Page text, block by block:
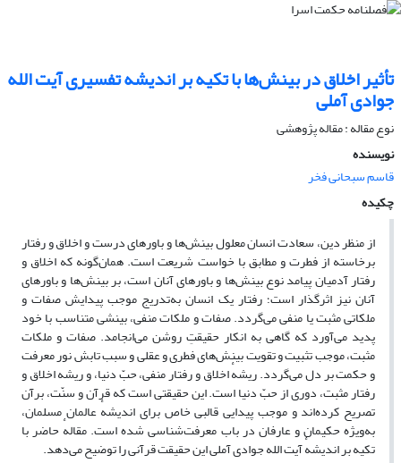
تأثیر اخلاق در بینش‌ها با تکیه بر اندیشه تفسیری آیت الله
جوادی آملی
نوع مقاله : مقاله پژوهشی
نویسنده
قاسم سبحانی فخر
چکیده
از منظر دین، سعادت انسان معلول بینش‌ها و باورهای درست و اخلاق و رفتار
برخاسته از فطرت و مطابق با خواست شریعت است. همان‌گونه که اخلاق و
رفتار آدمیان پیامد نوع بینش‌ها و باورهای آنان است، بر بینش‌ها و باورهای
آنان نیز اثرگذار است؛ رفتار یک انسان به‌تدریج موجب پیدایش صفات و
ملکاتی مثبت یا منفی می‌گردد. صفات و ملکات منفی، بینشی متناسب با خود
پدید می‌آورد که گاهی به انکار حقیقتِ روشن می‌انجامد. صفات و ملکات
مثبت، موجب تثبیت و تقویت بینش‌های فطری و عقلی و سبب تابش نور معرفت
و حکمت بر دل می‌گردد. ریشهٔ اخلاق و رفتار منفی، حبّ دنیا، و ریشه اخلاق و
رفتار مثبت، دوری از حبّ دنیا است. این حقیقتی است که قرآن و سنّت، برآن
تصریح کرده‌اند و موجب پیدایی قالبی خاص برای اندیشهٔ عالمان مسلمان،
به‌ویژه حکیمان و عارفان در باب معرفت‌شناسی شده است. مقالهٔ حاضر با
تکیه بر اندیشهٔ آیت الله جوادی آملی این حقیقت قرآنی را توضیح می‌دهد.